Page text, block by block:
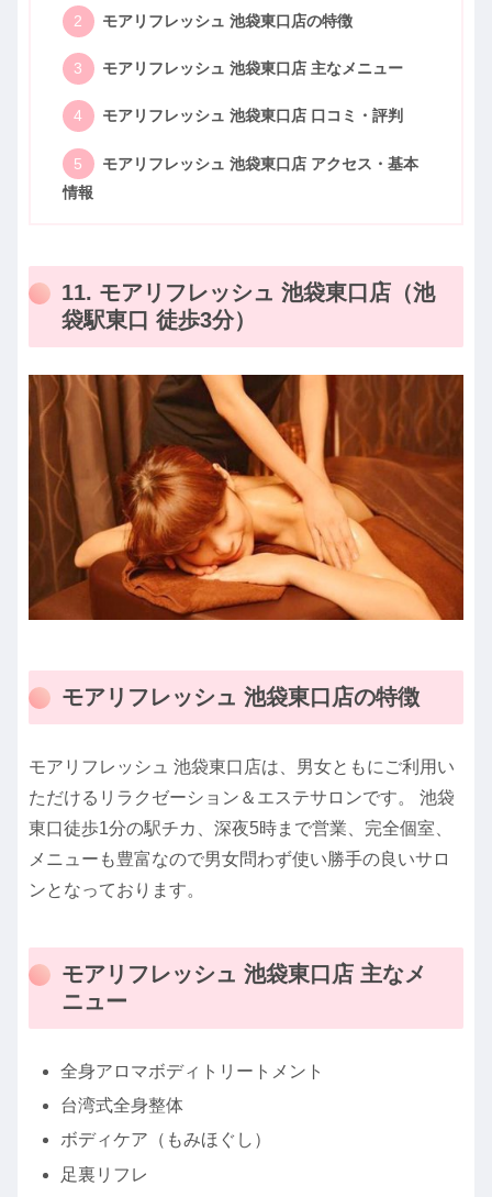
モアリフレッシュ 池袋東口店の特徴
モアリフレッシュ 池袋東口店 主なメニュー
モアリフレッシュ 池袋東口店 口コミ・評判
モアリフレッシュ 池袋東口店 アクセス・基本
情報
11. モアリフレッシュ 池袋東口店（池
袋駅東口 徒歩3分）
モアリフレッシュ 池袋東口店の特徴
モアリフレッシュ 池袋東口店は、男女ともにご利用い
ただけるリラクゼーション＆エステサロンです。 池袋
東口徒歩1分の駅チカ、深夜5時まで営業、完全個室、
メニューも豊富なので男女問わず使い勝手の良いサロ
ンとなっております。
モアリフレッシュ 池袋東口店 主なメ
ニュー
全身アロマボディトリートメント
台湾式全身整体
ボディケア（もみほぐし）
足裏リフレ